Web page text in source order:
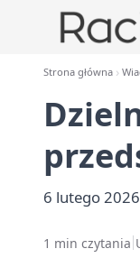
Strona główna
6 lutego 2026
1 min czytania